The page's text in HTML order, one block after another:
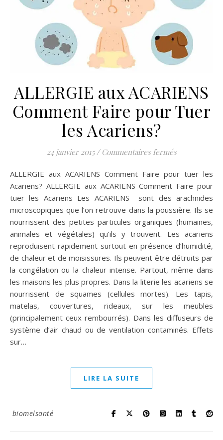
ALLERGIE aux ACARIENS
Comment Faire pour Tuer
les Acariens?
24 janvier 2015 / Commentaires ferméssur
ALLERGIE aux ACARIENS Comment Faire pour tuer les
Acariens? ALLERGIE aux ACARIENS Comment Faire pour
tuer les Acariens Les ACARIENS sont des arachnides
microscopiques que l’on retrouve dans la poussière. Ils se
nourrissent des petites particules organiques (humaines,
animales et végétales) qu’ils y trouvent. Les acariens
reproduisent rapidement surtout en présence d’humidité,
de chaleur et de moisissures. Ils peuvent être détruits par
la congélation ou la chaleur intense. Partout, même dans
les maisons les plus propres. Dans la literie les acariens se
nourrissent de squames (cellules mortes). Les tapis,
matelas, couvertures, rideaux, sur les meubles
(principalement ceux rembourrés). Dans les diffuseurs de
système d’air chaud ou de ventilation contaminés. Effets
sur…
LIRE LA SUITE
biomelsanté